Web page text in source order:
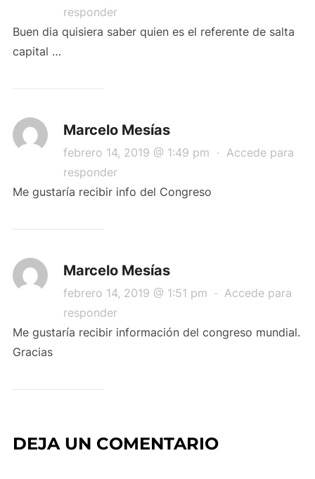
responder
Buen dia quisiera saber quien es el referente de salta
capital …
Marcelo Mesías
febrero 14, 2019 @ 1:49 pm · Accede para
responder
Me gustaría recibir info del Congreso
Marcelo Mesías
febrero 14, 2019 @ 1:51 pm · Accede para
responder
Me gustaría recibir información del congreso mundial.
Gracias
DEJA UN COMENTARIO